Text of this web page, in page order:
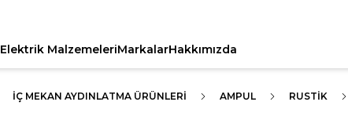
Elektrik MalzemeleriMarkalarHakkımızda
İÇ MEKAN AYDINLATMA ÜRÜNLERI AMPUL RUSTIK